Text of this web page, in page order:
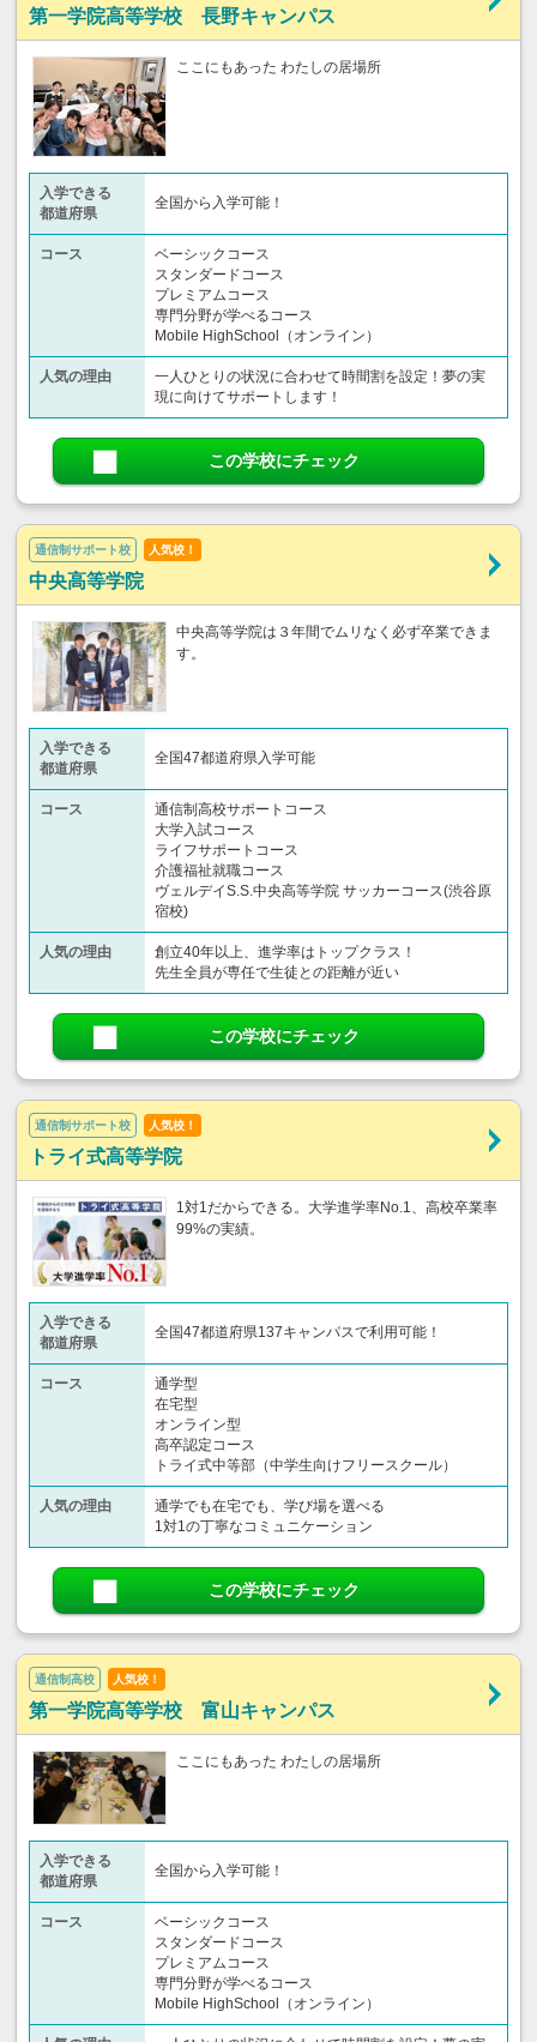
第一学院高等学校 長野キャンパス
ここにもあった わたしの居場所
入学できる
都道府県
全国から入学可能！
コース
ベーシックコース
スタンダードコース
プレミアムコース
専門分野が学べるコース
Mobile HighSchool（オンライン）
人気の理由
一人ひとりの状況に合わせて時間割を設定！夢の実
現に向けてサポートします！
この学校にチェック
通信制サポート校 人気校！
中央高等学院
中央高等学院は３年間でムリなく必ず卒業できま
す。
入学できる
都道府県
全国47都道府県入学可能
コース
通信制高校サポートコース
大学入試コース
ライフサポートコース
介護福祉就職コース
ヴェルデイS.S.中央高等学院 サッカーコース(渋谷原
宿校)
人気の理由
創立40年以上、進学率はトップクラス！
先生全員が専任で生徒との距離が近い
この学校にチェック
通信制サポート校 人気校！
トライ式高等学院
1対1だからできる。大学進学率No.1、高校卒業率
99%の実績。
入学できる
都道府県
全国47都道府県137キャンパスで利用可能！
コース
通学型
在宅型
オンライン型
高卒認定コース
トライ式中等部（中学生向けフリースクール）​
人気の理由
通学でも在宅でも、学び場を選べる
1対1の丁寧なコミュニケーション
この学校にチェック
通信制高校 人気校！
第一学院高等学校 富山キャンパス
ここにもあった わたしの居場所
入学できる
都道府県
全国から入学可能！
コース
ベーシックコース
スタンダードコース
プレミアムコース
専門分野が学べるコース
Mobile HighSchool（オンライン）